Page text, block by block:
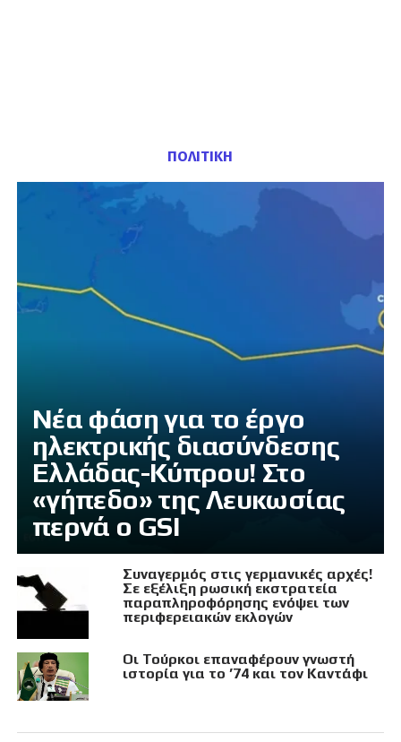
ΠΟΛΙΤΙΚΗ
Νέα φάση για το έργο
ηλεκτρικής διασύνδεσης
Ελλάδας-Κύπρου! Στο
«γήπεδο» της Λευκωσίας
περνά ο GSI
Συναγερμός στις γερμανικές αρχές!
Σε εξέλιξη ρωσική εκστρατεία
παραπληροφόρησης ενόψει των
περιφερειακών εκλογών
Οι Τούρκοι επαναφέρουν γνωστή
ιστορία για το ’74 και τον Καντάφι